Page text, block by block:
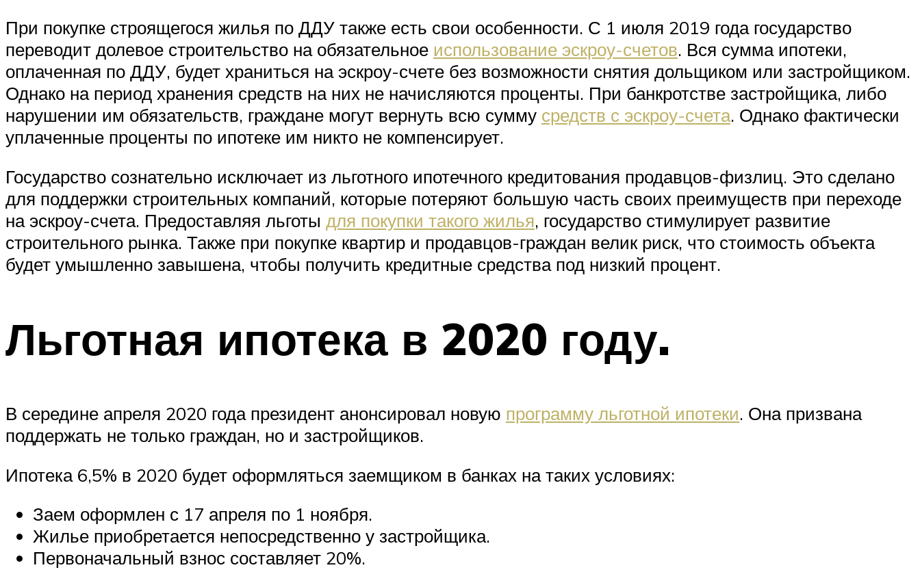
При покупке строящегося жилья по ДДУ также есть свои особенности. С 1 июля 2019 года государство
переводит долевое строительство на обязательное использование эскроу-счетов. Вся сумма ипотеки,
оплаченная по ДДУ, будет храниться на эскроу-счете без возможности снятия дольщиком или застройщиком.
Однако на период хранения средств на них не начисляются проценты. При банкротстве застройщика, либо
нарушении им обязательств, граждане могут вернуть всю сумму средств с эскроу-счета. Однако фактически
уплаченные проценты по ипотеке им никто не компенсирует.
Государство сознательно исключает из льготного ипотечного кредитования продавцов-физлиц. Это сделано
для поддержки строительных компаний, которые потеряют большую часть своих преимуществ при переходе
на эскроу-счета. Предоставляя льготы для покупки такого жилья, государство стимулирует развитие
строительного рынка. Также при покупке квартир и продавцов-граждан велик риск, что стоимость объекта
будет умышленно завышена, чтобы получить кредитные средства под низкий процент.
Льготная ипотека в 2020 году.
В середине апреля 2020 года президент анонсировал новую программу льготной ипотеки. Она призвана
поддержать не только граждан, но и застройщиков.
Ипотека 6,5% в 2020 будет оформляться заемщиком в банках на таких условиях:
Заем оформлен с 17 апреля по 1 ноября.
Жилье приобретается непосредственно у застройщика.
Первоначальный взнос составляет 20%.